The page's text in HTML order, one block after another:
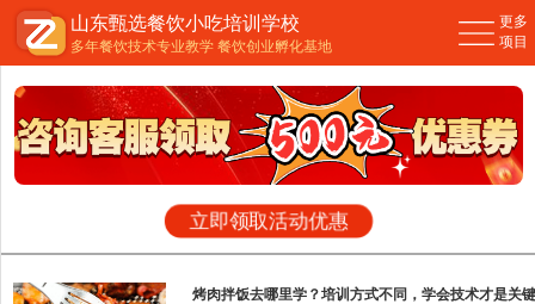
您现在的位置：主页>公司新闻>
立即领取活动优惠
烤肉拌饭去哪里学？培训方式不同，学会技术才是关键
山东甄选餐饮小吃培训学校
多年餐饮技术专业教学 餐饮创业孵化基地
更多
项目